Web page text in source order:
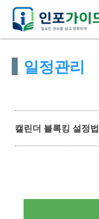
일정관리
캘린더 블록킹 설정법